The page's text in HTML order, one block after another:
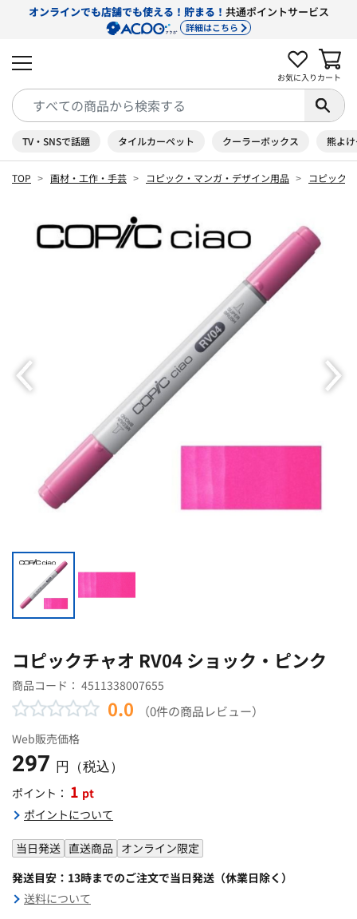
オンラインでも店舗でも使える！貯まる！ 共通ポイントサービス
詳細はこちら
お気に入り カート
TV・SNSで話題 タイルカーペット クーラーボックス 熊よ
TOP 画材・工作・手芸 コピック・マンガ・デザイン用品 コピック
コピックチャオ RV04 ショック・ピンク
商品コード： 4511338007655
0.0 （0件の商品レビュー）
Web販売価格
297 円（税込）
ポイント： 1 pt
ポイントについて
当日発送 直送商品 オンライン限定
発送目安：13時までのご注文で当日発送（休業日除く）
送料について